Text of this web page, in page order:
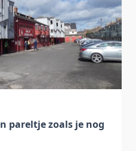
pareltje zoals je nog